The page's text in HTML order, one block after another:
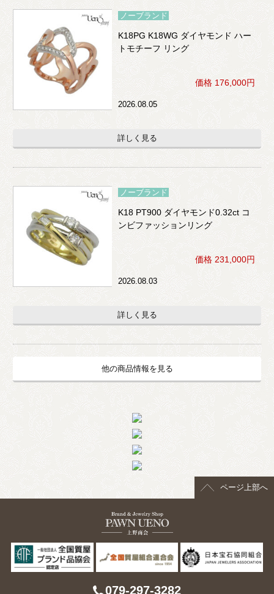
ノーブランド
K18PG K18WG ダイヤモンド ハー
トモチーフ リング
価格 176,000円
2026.08.05
詳しく見る
ノーブランド
K18 PT900 ダイヤモンド0.32ct コ
ンビファッションリング
価格 231,000円
2026.08.03
詳しく見る
他の商品情報を見る
ページ上部へ
079-297-3282